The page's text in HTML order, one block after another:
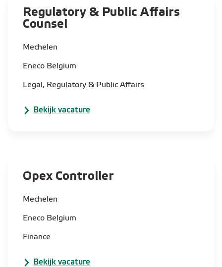
Regulatory & Public Affairs
Counsel
Mechelen
Eneco Belgium
Legal, Regulatory & Public Affairs
Bekijk vacature
Opex Controller
Mechelen
Eneco Belgium
Finance
Bekijk vacature